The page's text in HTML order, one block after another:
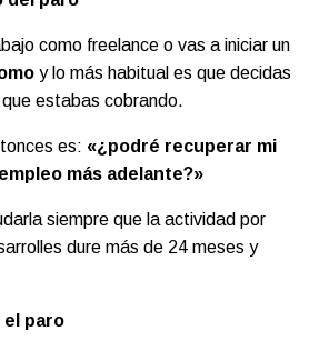
como freelance o vas a iniciar un
y lo más habitual es que decidas
estabas cobrando.
es: «¿podré recuperar mi
más adelante?»
siempre que la actividad por
dure más de 24 meses y
el paro